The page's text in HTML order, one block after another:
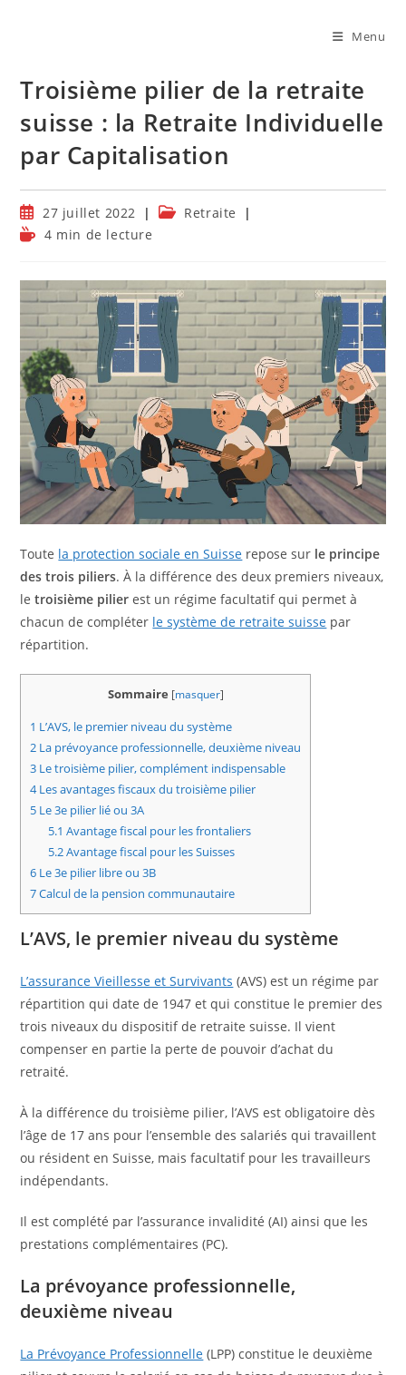
Menu
Troisième pilier de la retraite
suisse : la Retraite Individuelle
par Capitalisation
Publication
publiée :
27 juillet 2022
PostRetraite
Temps4 min de lecture
Toute la protection sociale en Suisse repose sur le principe
des trois piliers. À la différence des deux premiers niveaux,
letroisième pilier est un régime facultatif qui permet à
chacun de compléter le système de retraite suisse par
répartition.
Sommaire [masquer]
1 L’AVS, le premier niveau du système
2 La prévoyance professionnelle, deuxième niveau
3 Le troisième pilier, complément indispensable
4Les avantages fiscaux du troisième pilier
5 Le 3e pilier lié ou 3A
5.1 Avantage fiscal pour les frontaliers
5.2Avantage fiscal pour les Suisses
6 Le 3e pilier libre ou 3B
7Calcul de la pension communautaire
L’AVS, le premier niveau du système
L’assurance Vieillesse et Survivants (AVS) est un régime par
répartition qui date de 1947 et qui constitue le premier des
trois niveaux du dispositif de retraite suisse. Il vient
compenser en partie la perte de pouvoir d’achat du
retraité.
À la différence du troisième pilier, l’AVS est obligatoire dès
l’âge de 17 ans pour l’ensemble des salariés qui travaillent
ou résident en Suisse, mais facultatif pour les travailleurs
indépendants.
Il est complété par l’assurance invalidité (AI) ainsi que les
prestations complémentaires (PC).
La prévoyance professionnelle,
deuxième niveau
La Prévoyance Professionnelle (LPP) constitue le deuxième